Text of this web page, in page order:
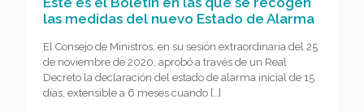
las medidas del nuevo Estado de Alarma
El Consejo de Ministros, en su sesión extraordinaria del 25
de noviembre de 2020, aprobó a través de un Real
Decreto la declaración del estado de alarma inicial de 15
días, extensible a 6 meses cuando […]